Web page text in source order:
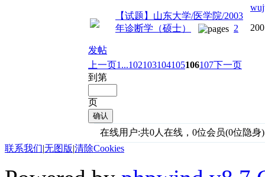
【试题】山东大学/医学院/2003
年诊断学（硕士）
2
发帖
上一页1...102103104105106107下一页
到第
页
确认
在线用户:共0人在线，0位会员(0位隐身)
联系我们|无图版|清除Cookies